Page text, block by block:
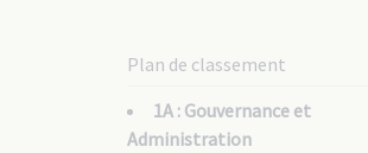
Plan de classement
1A : Gouvernance et
Administration